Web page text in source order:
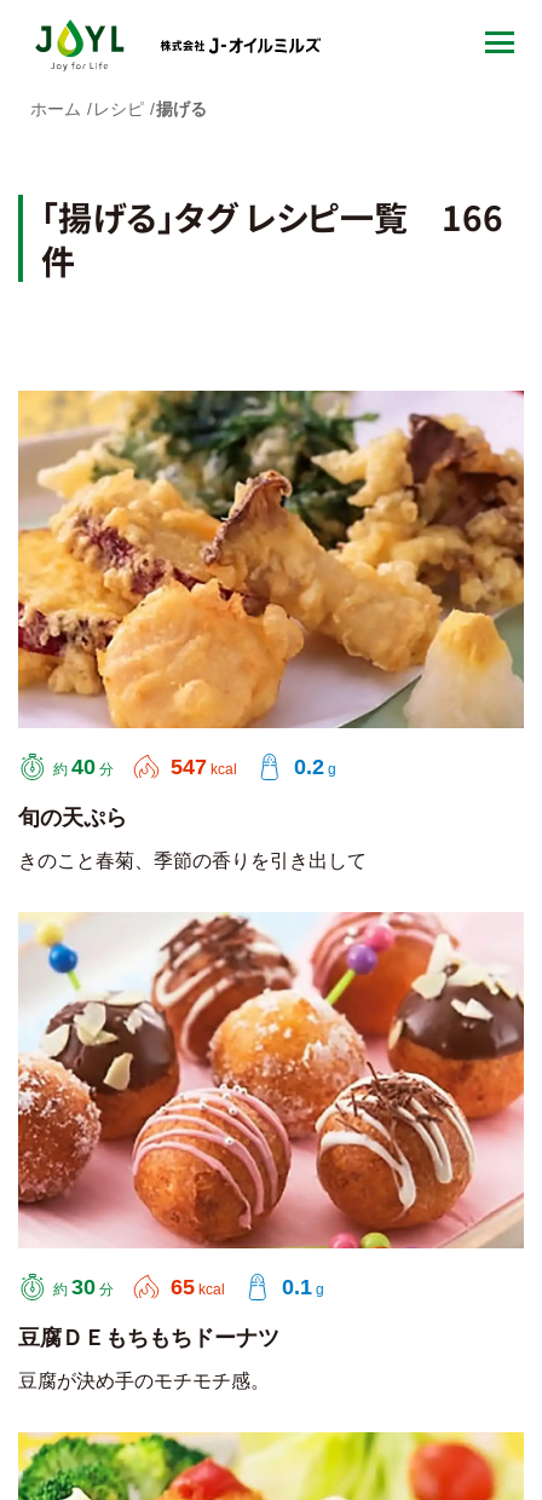
ホーム レシピ 揚げる
「揚げる」タグ レシピ一覧 166
件
約 40 分 547 kcal 0.2 g
旬の天ぷら
きのこと春菊、季節の香りを引き出して
約 30 分 65 kcal 0.1 g
豆腐ＤＥもちもちドーナツ
豆腐が決め手のモチモチ感。